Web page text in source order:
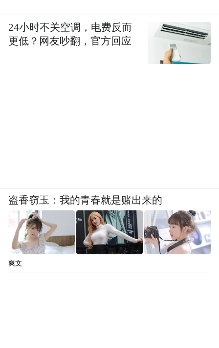
24小时不关空调，电费反而
更低？网友吵翻，官方回应
盗香窃玉：我的青春就是赌出来的
爽文